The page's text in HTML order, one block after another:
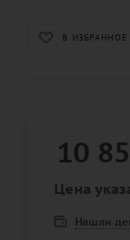
В ИЗБРАННОЕ
10
Цена
Нашли